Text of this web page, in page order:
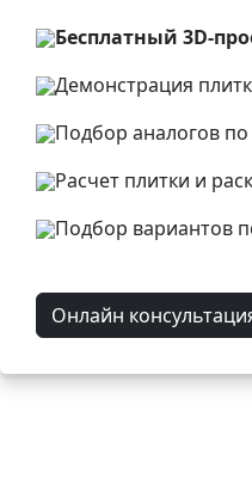
Бесплатный 3D-
Демонстрация
Подбор аналогов
Расчет плитки и
Подбор вариантов
Онлайн